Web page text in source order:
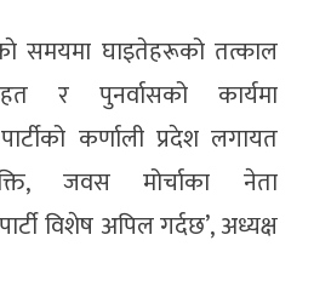
समयमा घाइतेहरूको तत्काल
र पुनर्वासको कार्यमा
कर्णाली प्रदेश लगायत
जवस मोर्चाका नेता
विशेष अपिल गर्दछ’, अध्यक्ष